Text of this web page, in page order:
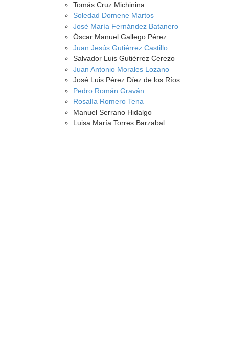
Tomás Cruz Michinina
Soledad Domene Martos
José María Fernández Batanero
Óscar Manuel Gallego Pérez
Juan Jesús Gutiérrez Castillo
Salvador Luis Gutiérrez Cerezo
Juan Antonio Morales Lozano
José Luis Pérez Díez de los Ríos
Pedro Román Graván
Rosalía Romero Tena
Manuel Serrano Hidalgo
Luisa María Torres Barzabal